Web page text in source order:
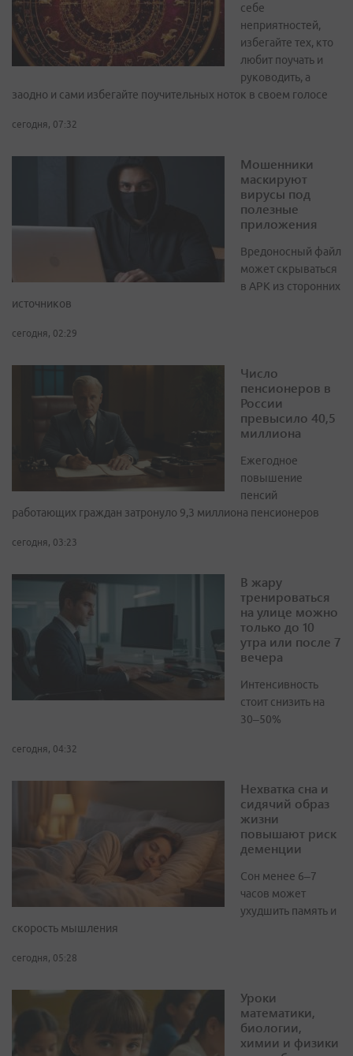
себе
неприятностей,
избегайте тех, кто
любит поучать и
руководить, а
заодно и сами избегайте поучительных ноток в своем голосе
сегодня, 07:32
Мошенники
маскируют
вирусы под
полезные
приложения
Вредоносный файл
может скрываться
в APK из сторонних
источников
сегодня, 02:29
Число
пенсионеров в
России
превысило 40,5
миллиона
Ежегодное
повышение
пенсий
работающих граждан затронуло 9,3 миллиона пенсионеров
сегодня, 03:23
В жару
тренироваться
на улице можно
только до 10
утра или после 7
вечера
Интенсивность
стоит снизить на
30–50%
сегодня, 04:32
Нехватка сна и
сидячий образ
жизни
повышают риск
деменции
Сон менее 6–7
часов может
ухудшить память и
скорость мышления
сегодня, 05:28
Уроки
математики,
биологии,
химии и физики